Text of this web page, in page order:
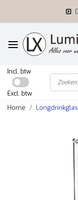
Incl. btw
Excl. btw
Home